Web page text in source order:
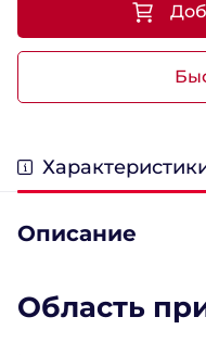
Описание
Область